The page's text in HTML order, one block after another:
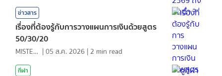
ข่าวสาร
เรื่องที่ต้องรู้กับการวางแผนการเงินด้วยสูตร
50/30/20
MISTER1997 |05 ส.ค. 2026 | 2 min read
กีฬา